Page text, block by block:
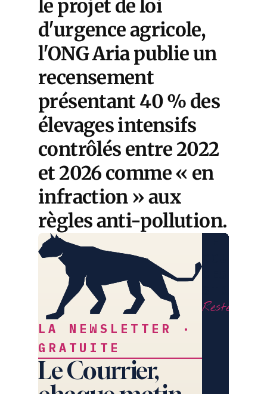
le projet de loi
d'urgence agricole,
l'ONG Aria publie un
recensement
présentant 40 % des
élevages intensifs
contrôlés entre 2022
et 2026 comme « en
infraction » aux
règles anti-pollution.
Restez
LA NEWSLETTER ·
GRATUITE
Le Courrier,